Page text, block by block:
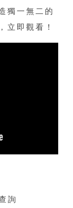
獨一無二的
立即觀看！
詢